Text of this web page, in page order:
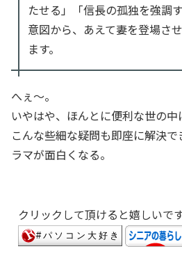
たせる」「信長の孤独を強調
意図から、あえて妻を登場さ
ます。
へぇ～。
いやはや、ほんとに便利な世の中
こんな些細な疑問も即座に解決
ラマが面白くなる。
クリックして頂けると嬉しいで